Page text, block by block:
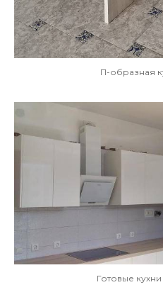
П-образная
Готовые